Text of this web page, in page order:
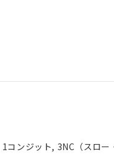
コンジット, 3NC（スロー